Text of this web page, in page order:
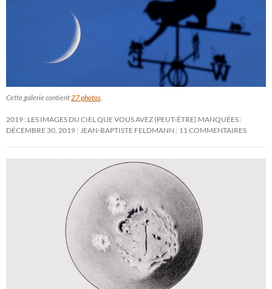
Cette galerie contient 27 photos
2019 : LES IMAGES DU CIEL QUE VOUS AVEZ (PEUT-ÊTRE) MANQUÉES
DÉCEMBRE 30, 2019
JEAN-BAPTISTE FELDMANN 11 COMMENTAIRES